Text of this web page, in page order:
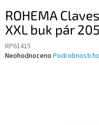
ROHEMA
XXL buk pár
RP61415
Průměrné
Neohodnoceno Podrobnosti